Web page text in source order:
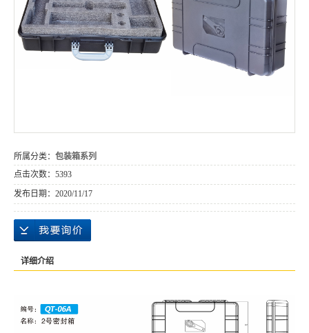
所属分类： 包装箱系列
点击次数： 5393
发布日期： 2020/11/17
详细介绍